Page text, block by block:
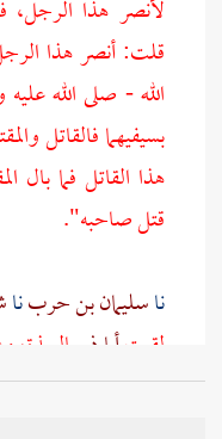
لأنصر هذا الرجل،
قلت: أنصر هذا
الله - صلى الله
بسيفيهما فالقاتل
هذا القاتل فما بال
قتل صاحبه".
ناسليمان بن حربنا
لقيتأبا ذر بالربذة،
عن ذلك، فقال: إني